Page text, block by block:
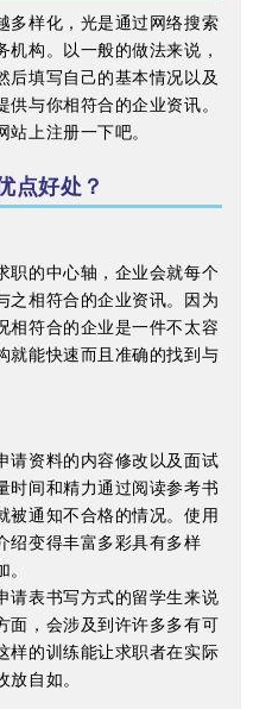
多样化，光是通过网络搜索
构。以一般的做法来说，
后填写自己的基本情况以及
与你相符合的企业资讯。
上注册一下吧。
点好处？
职的中心轴，企业会就每个
之相符合的企业资讯。因为
相符合的企业是一件不太容
就能快速而且准确的找到与
请资料的内容修改以及面试
时间和精力通过阅读参考书
被通知不合格的情况。使用
绍变得丰富多彩具有多样
请表书写方式的留学生来说
面，会涉及到许许多多有可
样的训练能让求职者在实际
自如。